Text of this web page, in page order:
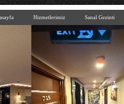
Hizmetlerimiz Sanal Gezinti